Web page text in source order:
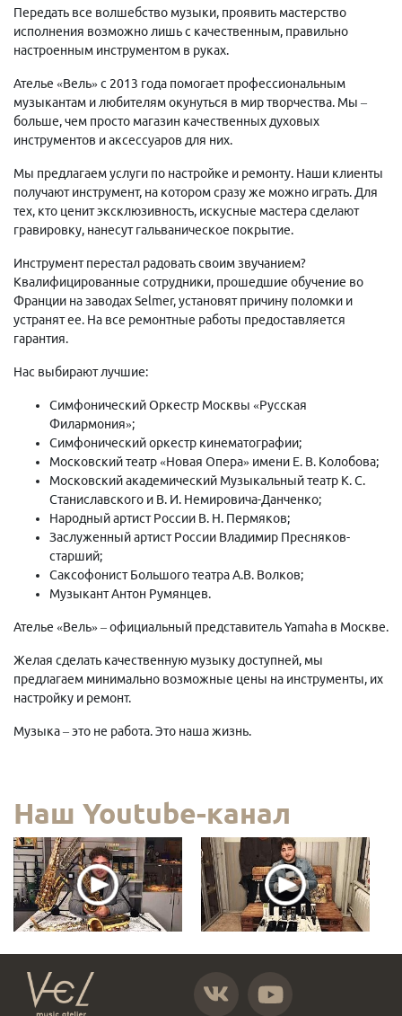
Передать все волшебство музыки, проявить мастерство
исполнения возможно лишь с качественным, правильно
настроенным инструментом в руках.
Ателье «Вель» с 2013 года помогает профессиональным
музыкантам и любителям окунуться в мир творчества. Мы –
больше, чем просто магазин качественных духовых
инструментов и аксессуаров для них.
Мы предлагаем услуги по настройке и ремонту. Наши клиенты
получают инструмент, на котором сразу же можно играть. Для
тех, кто ценит эксклюзивность, искусные мастера сделают
гравировку, нанесут гальваническое покрытие.
Инструмент перестал радовать своим звучанием?
Квалифицированные сотрудники, прошедшие обучение во
Франции на заводах Selmer, установят причину поломки и
устранят ее. На все ремонтные работы предоставляется
гарантия.
Нас выбирают лучшие:
Симфонический Оркестр Москвы «Русская
Филармония»;
Симфонический оркестр кинематографии;
Московский театр «Новая Опера» имени Е. В. Колобова;
Московский академический Музыкальный театр К. С.
Станиславского и В. И. Немировича-Данченко;
Народный артист России В. Н. Пермяков;
Заслуженный артист России Владимир Пресняков-
старший;
Саксофонист Большого театра А.В. Волков;
Музыкант Антон Румянцев.
Ателье «Вель» – официальный представитель Yamaha в Москве.
Желая сделать качественную музыку доступней, мы
предлагаем минимально возможные цены на инструменты, их
настройку и ремонт.
Музыка – это не работа. Это наша жизнь.
Наш Youtube-канал